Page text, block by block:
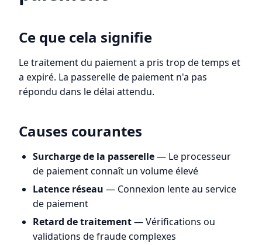
Ce que cela signifie
Le traitement du paiement a pris trop de temps et
a expiré. La passerelle de paiement n'a pas
répondu dans le délai attendu.
Causes courantes
Surcharge de la passerelle— Le processeur
de paiement connaît un volume élevé
Latence réseau — Connexion lente au service
de paiement
Retard de traitement— Vérifications ou
validations de fraude complexes